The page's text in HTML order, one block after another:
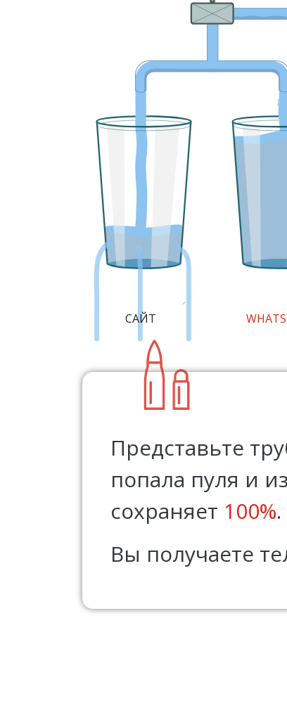
САЙТ
Представьте
попала пуля и
сохраняет 100%.
Вы получаете